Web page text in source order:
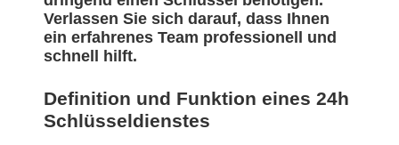
Verlassen Sie sich darauf, dass Ihnen
ein erfahrenes Team professionell und
schnell hilft.
Definition und Funktion eines 24h
Schlüsseldienstes